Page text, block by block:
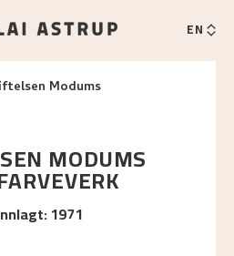
EN
Modums
MODUMS
:1971